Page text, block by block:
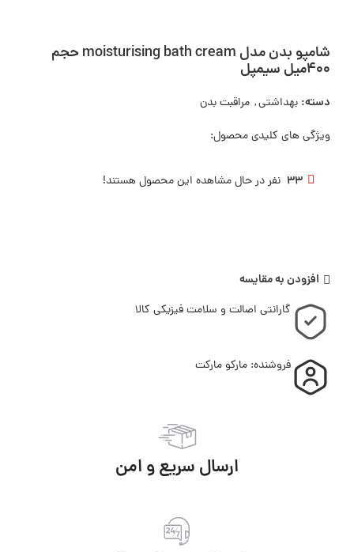
شامپو بدن مدل moisturising bath cream حجم
400میل سیمپل
دسته: بهداشتی, مراقبت بدن
ویژگی های کلیدی محصول:
33 نفر در حال مشاهده این محصول هستند!
افزودن به مقایسه
گارانتی اصالت و سلامت فیزیکی کالا
فروشنده: مارکو مارکت
ارسال سریع و امن